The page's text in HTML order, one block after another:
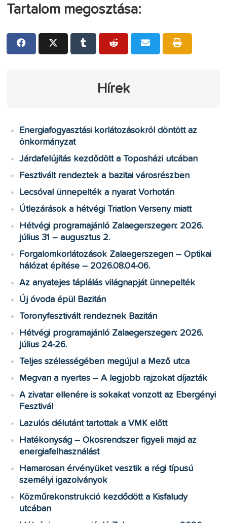
Tartalom megosztása:
Hírek
Energiafogyasztási korlátozásokról döntött az
önkormányzat
Járdafelújítás kezdődött a Toposházi utcában
Fesztivált rendeztek a bazitai városrészben
Lecsóval ünnepelték a nyarat Vorhotán
Útlezárások a hétvégi Triatlon Verseny miatt
Hétvégi programajánló Zalaegerszegen: 2026.
július 31 – augusztus 2.
Forgalomkorlátozások Zalaegerszegen – Optikai
hálózat építése – 2026.08.04-06.
Az anyatejes táplálás világnapját ünnepelték
Új óvoda épül Bazitán
Toronyfesztivált rendeznek Bazitán
Hétvégi programajánló Zalaegerszegen: 2026.
július 24-26.
Teljes szélességében megújul a Mező utca
Megvan a nyertes – A legjobb rajzokat díjazták
A zivatar ellenére is sokakat vonzott az Ebergényi
Fesztivál
Lazulós délutánt tartottak a VMK előtt
Hatékonyság – Okosrendszer figyeli majd az
energiafelhasználást
Hamarosan érvényüket vesztik a régi típusú
személyi igazolványok
Közműrekonstrukció kezdődött a Kisfaludy
utcában